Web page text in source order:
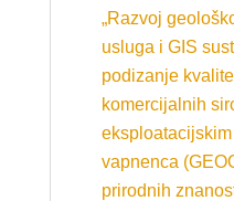
„Razvoj
usluga i GIS
podizanje
komercijalnih
vapnenca
prirodnih